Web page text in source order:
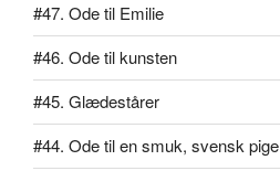
#47. Ode til Emilie
#46. Ode til kunsten
#45. Glædestårer
#44. Ode til en smuk, svensk pige